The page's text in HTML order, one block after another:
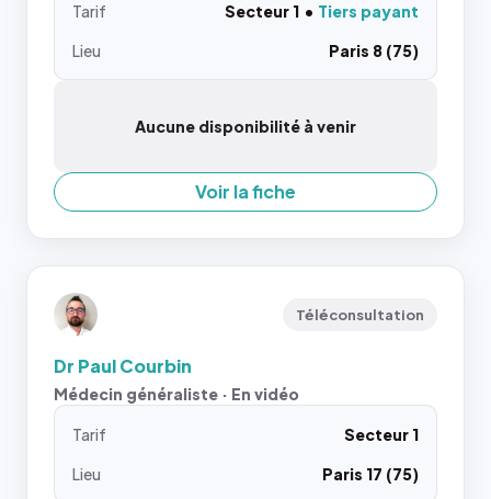
Tarif Secteur 1
Tiers payant
Lieu
Paris 8 (75)
Aucune disponibilité à venir
Voir la fiche
Téléconsultation
Dr Paul Courbin
Médecin généraliste · En vidéo
Tarif
Secteur 1
Lieu
Paris 17 (75)